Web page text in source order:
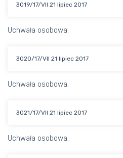
3019/17/VII 21 lipiec 2017
Uchwała osobowa.
3020/17/VII 21 lipiec 2017
Uchwała osobowa.
3021/17/VII 21 lipiec 2017
Uchwała osobowa.